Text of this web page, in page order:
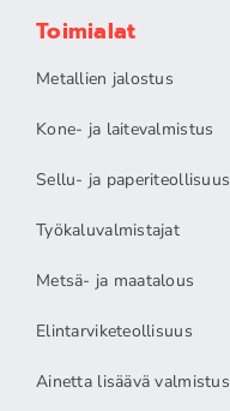
Toimialat
Metallien jalostus
Kone- ja laitevalmistus
Sellu- ja paperiteollisuus
Työkaluvalmistajat
Metsä- ja maatalous
Elintarviketeollisuus
Ainetta lisäävä valmistus